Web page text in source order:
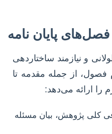
پایان نامه
و نیازمند ساختاردهی
از جمله مقدمه تا
را ارائه می‌دهد:
کلی پژوهش، بیان مسئله